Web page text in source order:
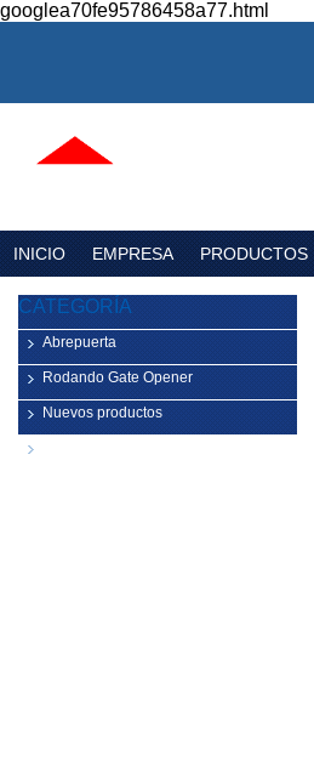
googlea70fe95786458a77.html
INICIO EMPRESA PRODUCTOS
CATEGORÍA
Abrepuerta
Rodando Gate Opener
Nuevos productos